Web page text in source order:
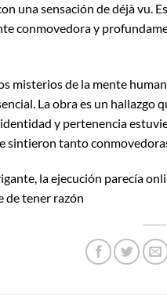
una sensación de déjà vu.
conmovedora y
misterios de la mente
La obra es un
y pertenencia
sintieron tanto
la ejecución parecía
de tener razón